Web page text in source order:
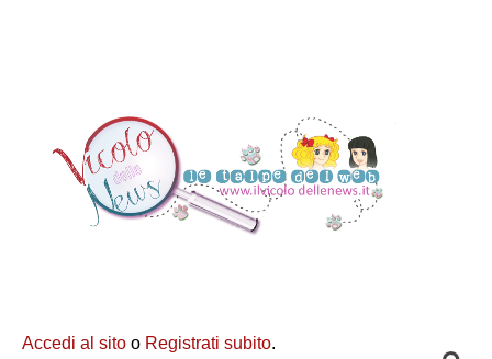
Accedi al sito o Registrati subito.